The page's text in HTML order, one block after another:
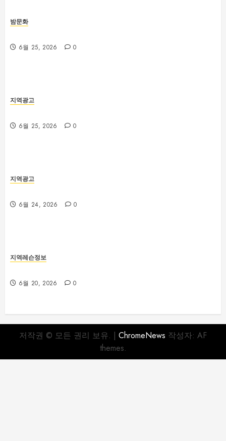
밤문화
6월 25, 2026 0
지역광고
6월 25, 2026 0
지역광고
6월 24, 2026 0
지역레슨정보
6월 20, 2026 0
저작권 © 모든 권리 보유. | ChromeNews 작성자: AF
themes.